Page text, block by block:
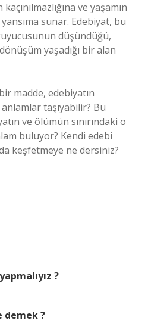
ve yaşamın
sunar. Edebiyat, bu
düşündüğü,
yaşadığı bir alan
madde, edebiyatın
taşıyabilir? Bu
ve ölümün sınırındaki o
buluyor? Kendi edebi
keşfetmeye ne dersiniz?
?
demek ?